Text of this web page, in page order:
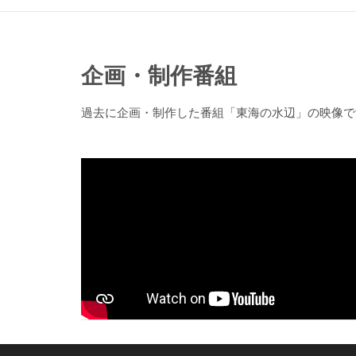
企画・制作番組
過去に企画・制作した番組「東海の水辺」の映像